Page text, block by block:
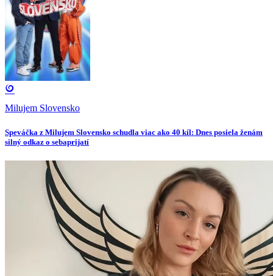
Milujem Slovensko
Speváčka z Milujem Slovensko schudla viac ako 40 kíl: Dnes posiela ženám
silný odkaz o sebaprijatí